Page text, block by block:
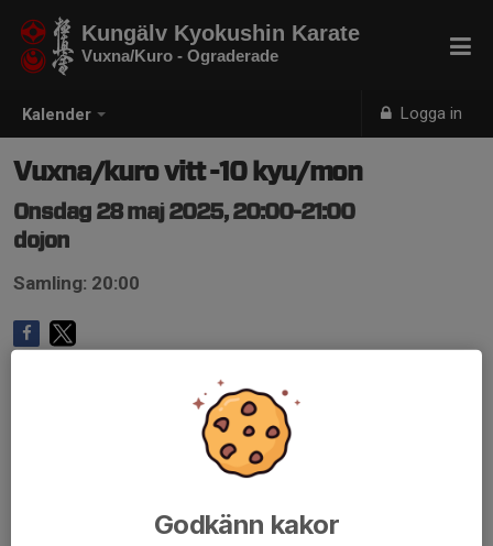
Kalender Logga in
Kungälv Kyokushin Karate
Vuxna/Kuro - Ograderade
Vuxna/kuro vitt -10 kyu/mon
Onsdag 28 maj 2025, 20:00-21:00
dojon
Samling: 20:00
Godkänn kakor